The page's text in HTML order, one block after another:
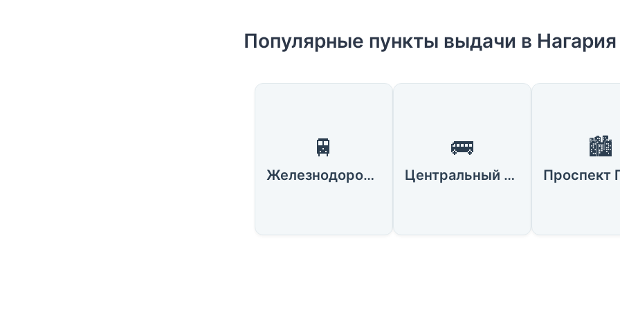
Популярные пункты выдачи в Нагария
🚆
Железнодорожная станция Нагария
🚌
Центральный автовокзал Нагарии
🏙️